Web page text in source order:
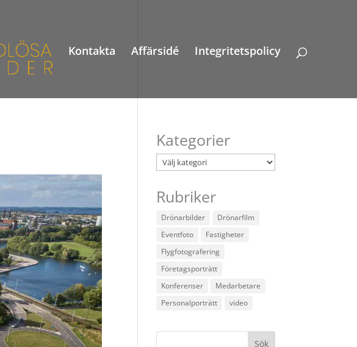
Kontakta Affärsidé Integritetspolicy
Kategorier
Kategorier
Rubriker
Drönarbilder
Drönarfilm
Eventfoto
Fastigheter
Flygfotografering
Företagsporträtt
Konferenser
Medarbetare
Personalporträtt
video